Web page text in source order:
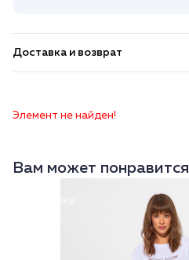
Доставка и возврат
Элемент не найден!
Вам может понравится